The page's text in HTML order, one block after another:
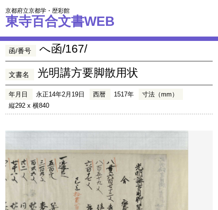
京都府立京都学・歴彩館
東寺百合文書WEB
函/番号 へ函/167/
文書名 光明講方要脚散用状
年月日 永正14年2月19日 西暦 1517年
寸法（mm）
縦292 x 横840